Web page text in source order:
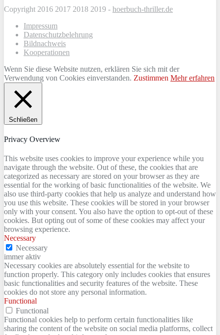
Copyright 2016 2017 2018 2019 - hoerbuch-thriller.de
Impressum
Datenschutzbelehrung
Bildnachweis
Kooperationen
Wenn Sie diese Website nutzen, erklären Sie sich mit der
Verwendung von Cookies einverstanden. Zustimmen Mehr erfahren
Schließen
Privacy Overview
This website uses cookies to improve your experience while you
navigate through the website. Out of these, the cookies that are
categorized as necessary are stored on your browser as they are
essential for the working of basic functionalities of the website. We
also use third-party cookies that help us analyze and understand how
you use this website. These cookies will be stored in your browser
only with your consent. You also have the option to opt-out of these
cookies. But opting out of some of these cookies may affect your
browsing experience.
Necessary
Necessary
immer aktiv
Necessary cookies are absolutely essential for the website to
function properly. This category only includes cookies that ensures
basic functionalities and security features of the website. These
cookies do not store any personal information.
Functional
Functional
Functional cookies help to perform certain functionalities like
sharing the content of the website on social media platforms, collect